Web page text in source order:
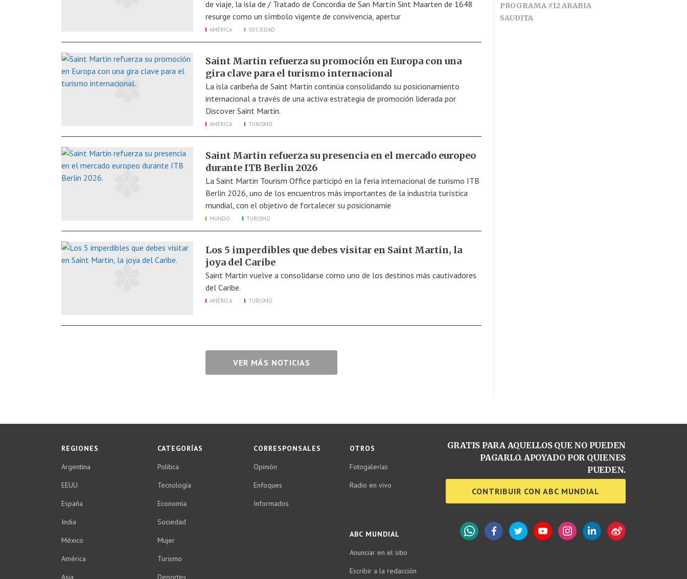
de viaje, la isla de / Tratado de Concordia de San Martín Sint Maarten de 1648
resurge como un símbolo vigente de convivencia, apertur
AMÉRICA SOCIEDAD
Saint Martin refuerza su promoción en Europa con una
gira clave para el turismo internacional
La isla caribeña de Saint Martin continúa consolidando su posicionamiento
internacional a través de una activa estrategia de promoción liderada por
Discover Saint Martin.
AMÉRICA TURISMO
Saint Martin refuerza su presencia en el mercado europeo
durante ITB Berlin 2026
La Saint Martin Tourism Office participó en la feria internacional de turismo ITB
Berlin 2026, uno de los encuentros más importantes de la industria turística
mundial, con el objetivo de fortalecer su posicionamie
MUNDO TURISMO
Los 5 imperdibles que debes visitar en Saint Martin, la
joya del Caribe
Saint Martin vuelve a consolidarse como uno de los destinos más cautivadores
del Caribe.
AMÉRICA TURISMO
VER MÁS NOTICIAS
PROGRAMA #12 ARABIA
SAUDITA
REGIONES
Argentina
EEUU
España
India
México
América
Asia
CATEGORÍAS
Política
Tecnología
Economía
Sociedad
Mujer
Turismo
Deportes
CORRESPONSALES
Opinión
Enfoques
Informados
OTROS
Fotogalerías
Radio en vivo
ABC MUNDIAL
Anunciar en el sitio
Escribir a la redacción
GRATIS PARA AQUELLOS QUE NO PUEDEN
PAGARLO. APOYADO POR QUIENES
PUEDEN.
CONTRIBUIR CON ABC MUNDIAL